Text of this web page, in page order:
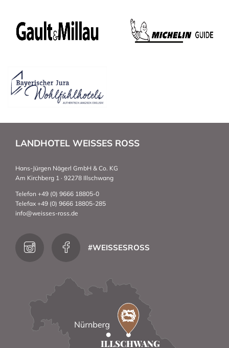
LANDHOTEL WEISSES ROSS
Hans-Jürgen Nägerl GmbH & Co. KG
Am Kirchberg 1 · 92278 Illschwang
Telefon +49 (0) 9666 18805-0
Telefax +49 (0) 9666 18805-285
info@weisses-ross.de
#WEISSESROSS